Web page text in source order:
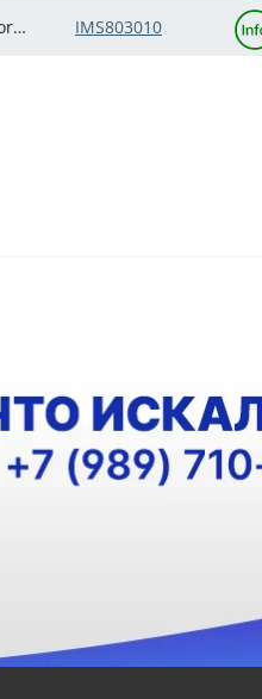
Стартер 12V, 1,4kW, 9-зуб, Iskramotor IMS803010 для Kubota IMS803010